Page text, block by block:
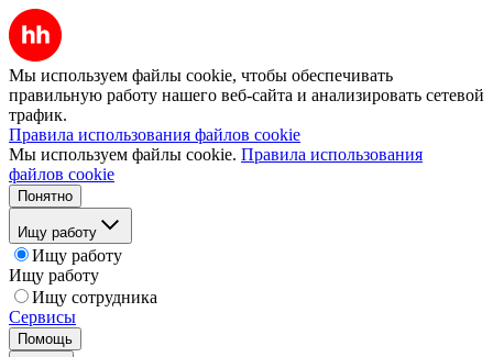
Мы используем файлы cookie, чтобы обеспечивать
правильную работу нашего веб-сайта и анализировать сетевой
трафик.
Правила использования файлов cookie
Мы используем файлы cookie. Правила использования
файлов cookie
Понятно
Ищу работу
Ищу работу
Ищу работу
Ищу сотрудника
Сервисы
Помощь